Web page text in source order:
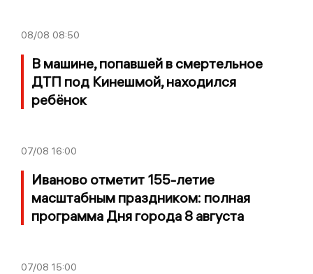
08/08 08:50
В машине, попавшей в смертельное
ДТП под Кинешмой, находился
ребёнок
07/08 16:00
Иваново отметит 155-летие
масштабным праздником: полная
программа Дня города 8 августа
07/08 15:00